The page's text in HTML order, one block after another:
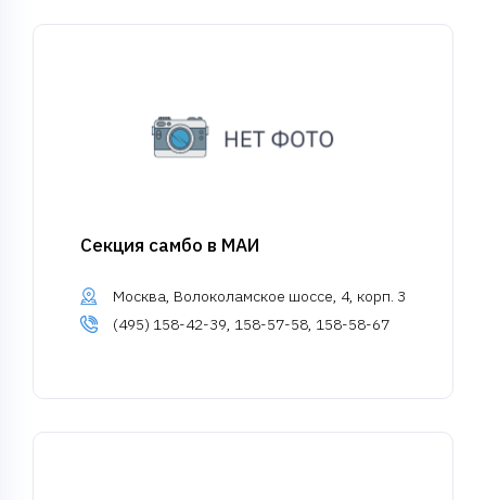
Секция самбо в МАИ
Москва, Волоколамское шоссе, 4, корп. 3
(495) 158-42-39, 158-57-58, 158-58-67